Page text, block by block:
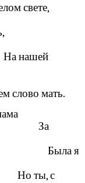
свете,
и дышать,
А.
слово мать.
мама
любовь.
я
с